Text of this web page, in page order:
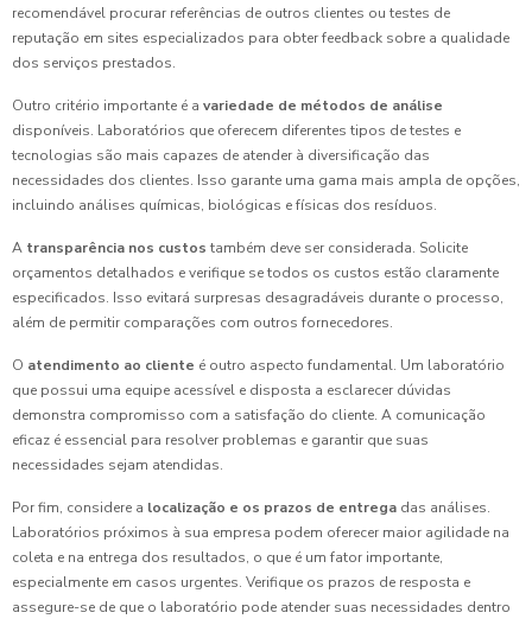
recomendável procurar referências de outros clientes ou testes de
reputação em sites especializados para obter feedback sobre a qualidade
dos serviços prestados.
Outro critério importante é a variedade de métodos de análise
disponíveis. Laboratórios que oferecem diferentes tipos de testes e
tecnologias são mais capazes de atender à diversificação das
necessidades dos clientes. Isso garante uma gama mais ampla de opções,
incluindo análises químicas, biológicas e físicas dos resíduos.
A transparência nos custos também deve ser considerada. Solicite
orçamentos detalhados e verifique se todos os custos estão claramente
especificados. Isso evitará surpresas desagradáveis durante o processo,
além de permitir comparações com outros fornecedores.
O atendimento ao cliente é outro aspecto fundamental. Um laboratório
que possui uma equipe acessível e disposta a esclarecer dúvidas
demonstra compromisso com a satisfação do cliente. A comunicação
eficaz é essencial para resolver problemas e garantir que suas
necessidades sejam atendidas.
Por fim, considere a localização e os prazos de entrega das análises.
Laboratórios próximos à sua empresa podem oferecer maior agilidade na
coleta e na entrega dos resultados, o que é um fator importante,
especialmente em casos urgentes. Verifique os prazos de resposta e
assegure-se de que o laboratório pode atender suas necessidades dentro